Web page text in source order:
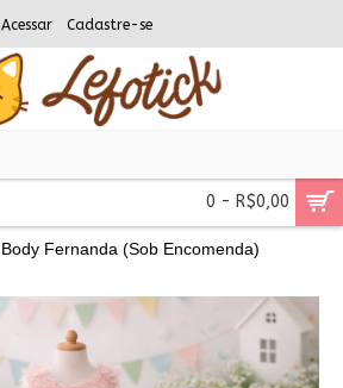
Acessar Cadastre-se
0 - R$0,00
Body Fernanda (Sob Encomenda)